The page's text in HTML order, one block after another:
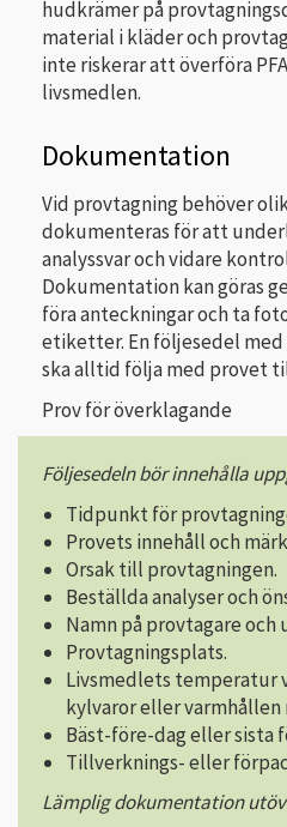
hudkrämer på
material i kläder och
inte riskerar att överföra
livsmedlen.
Dokumentation
Vid provtagning behöver
dokumenteras för att
analyssvar och vidare
Dokumentation kan göras
föra anteckningar och ta
etiketter. En följesedel
ska alltid följa med provet
Prov för överklagande
Följesedeln bör innehålla
Tidpunkt för
Provets innehåll och
Orsak till provtagningen.
Beställda analyser och
Namn på provtagare och
Provtagningsplats.
Livsmedlets temperatur
kylvaror eller varmhållen
Bäst-före-dag eller sista
Tillverknings- eller
Lämplig dokumentation